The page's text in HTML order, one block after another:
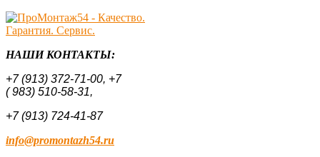
НАШИ КОНТАКТЫ:
+7 (913) 372-71-00, +7
( 983) 510-58-31,
+7 (913) 724-41-87
info@promontazh54.ru